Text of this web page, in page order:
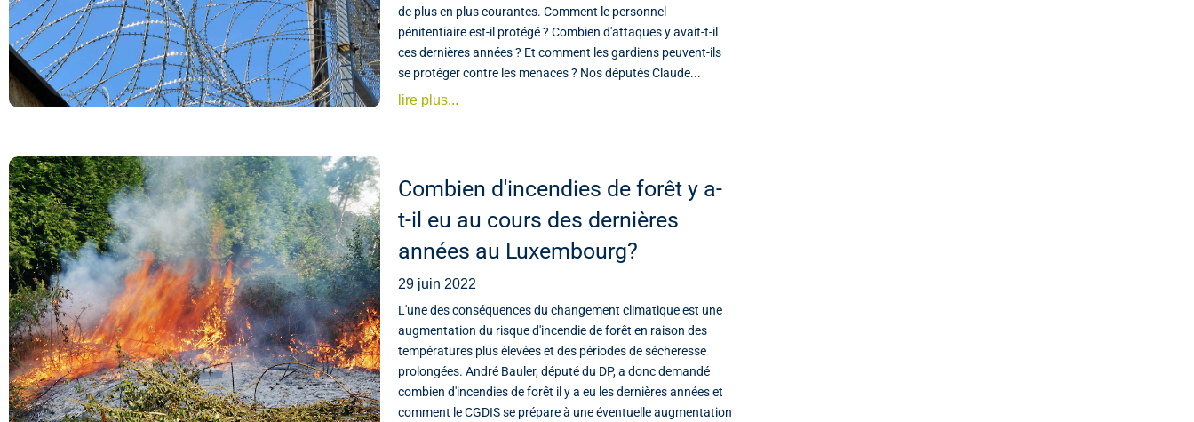
de plus en plus courantes. Comment le personnel
pénitentiaire est-il protégé ? Combien d'attaques y avait-t-il
ces dernières années ? Et comment les gardiens peuvent-ils
se protéger contre les menaces ? Nos députés Claude...
lire plus...
Combien d'incendies de forêt y a-
t-il eu au cours des dernières
années au Luxembourg?
29 juin 2022
L'une des conséquences du changement climatique est une
augmentation du risque d'incendie de forêt en raison des
températures plus élevées et des périodes de sécheresse
prolongées. André Bauler, député du DP, a donc demandé
combien d'incendies de forêt il y a eu les dernières années et
comment le CGDIS se prépare à une éventuelle augmentation